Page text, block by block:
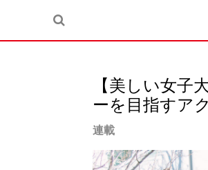
【美しい女子
ーを目指すア
連載